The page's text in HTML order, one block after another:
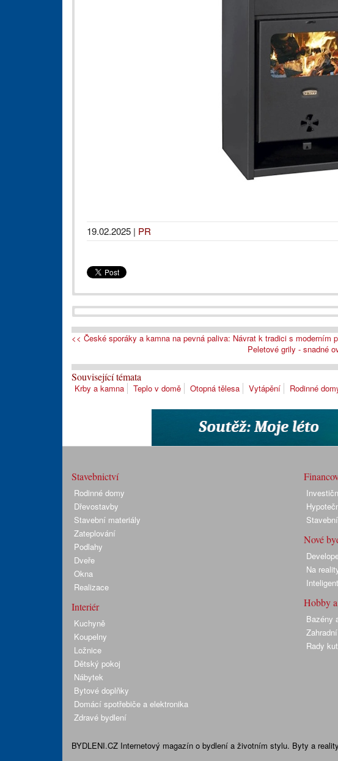
19.02.2025 | PR
<< České sporáky a kamna na pevná paliva: Návrat k tradici s moderním
Peletové grily - snadné
Související témata
Krby a kamna Teplo v domě Otopná tělesa Vytápění Rodinné
Stavebnictví
Rodinné domy
Dřevostavby
Stavební materiály
Zateplování
Podlahy
Dveře
Okna
Realizace
Interiér
Kuchyně
Koupelny
Ložnice
Dětský pokoj
Nábytek
Bytové doplňky
Domácí spotřebiče a elektronika
Zdravé bydlení
Nové
Na
Hobby
Bazény
Rady
BYDLENI.CZ Internetový magazín o bydlení a životním stylu. Byty a